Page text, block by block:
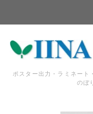
ポスター出力・ラミネート
のぼ